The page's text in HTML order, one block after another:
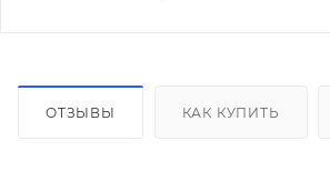
ОТЗЫВЫ КАК КУПИТЬ